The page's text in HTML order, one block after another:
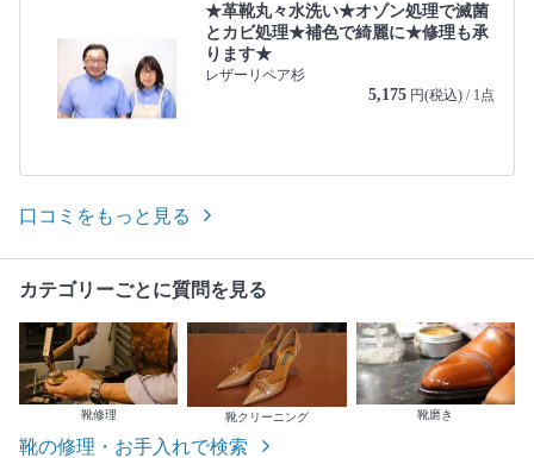
★革靴丸々水洗い★オゾン処理で滅菌
とカビ処理★補色で綺麗に★修理も承
ります★
レザーリペア杉
5,175 円(税込) / 1点
口コミをもっと見る
カテゴリーごとに質問を見る
靴修理 靴クリーニング 靴磨き
靴の修理・お手入れで検索